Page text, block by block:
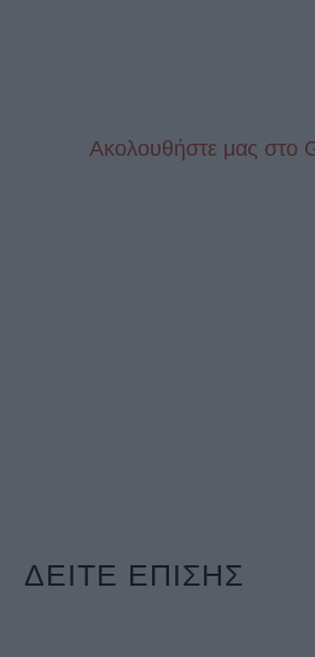
Aκολουθήστε μας στo
ΔΕΙΤΕ ΕΠΙΣΗΣ